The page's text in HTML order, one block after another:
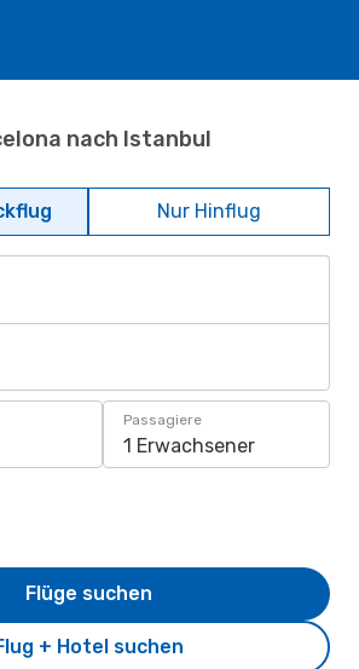
nach Istanbul
Nur Hinflug
Passagiere
1 Erwachsener
+ Hotel suchen
Flüge suchen